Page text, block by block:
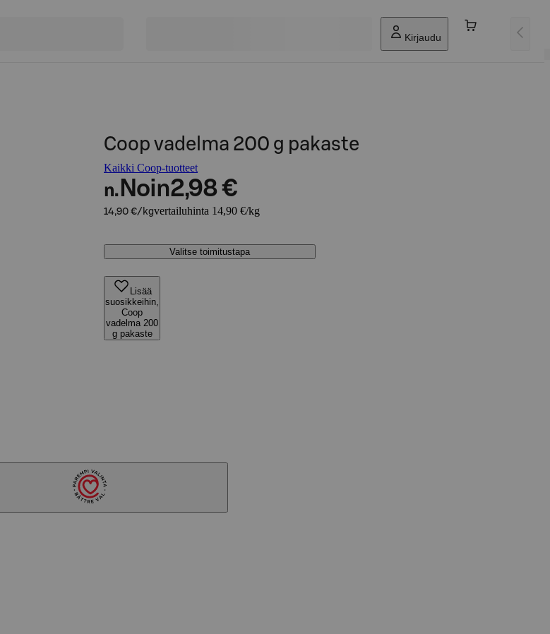
Kirjaudu
Coop vadelma 200 g pakaste
Kaikki Coop-tuotteet
n. Noin2,98 €
14,90 €/kgvertailuhinta 14,90 €/kg
Valitse toimitustapa
Lisää
suosikkeihin,
Coop
vadelma 200
g pakaste